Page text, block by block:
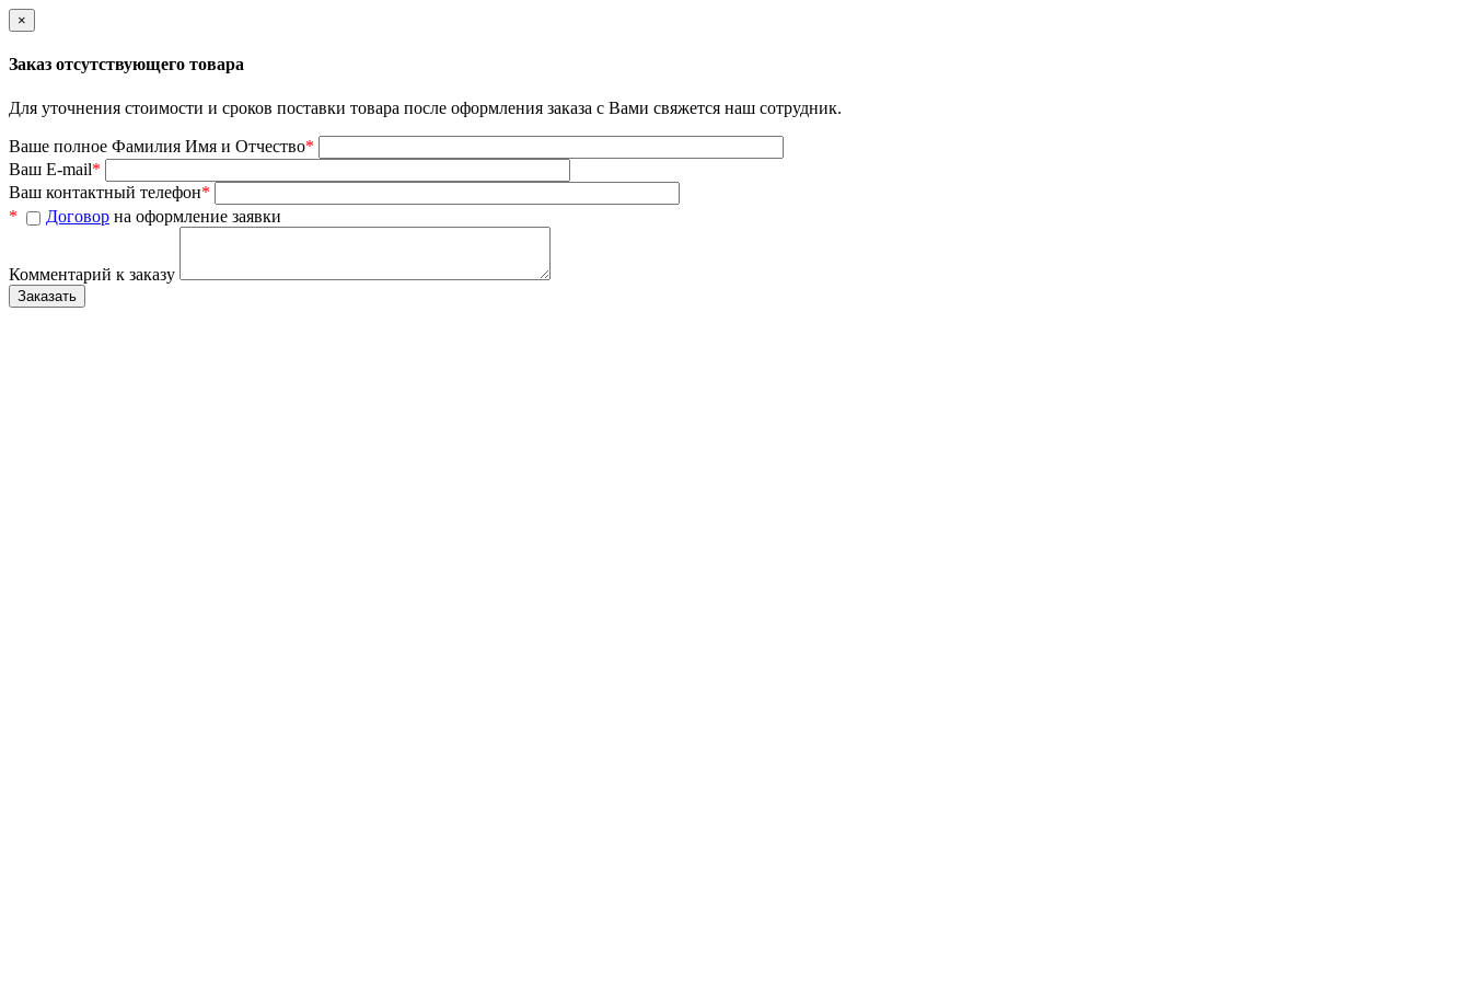
×
Заказ отсутствующего товара
Для уточнения стоимости и сроков поставки товара после оформления заказа с Вами свяжется наш сотрудник.
Ваше полное Фамилия Имя и Отчество*
Ваш E-mail*
Ваш контактный телефон*
*
Договор на оформление заявки
Комментарий к заказу